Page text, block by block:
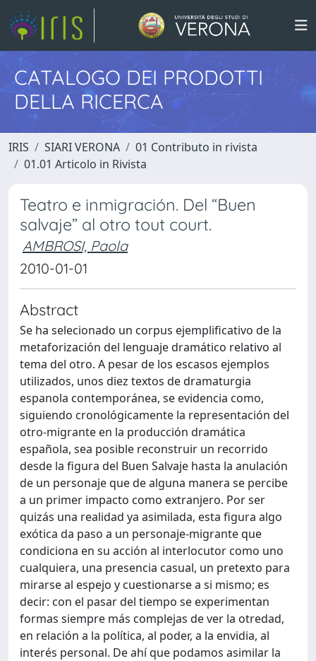
CATALOGO DEI PRODOTTI
DELLA RICERCA
IRIS SIARI VERONA
01 Contributo in rivista
01.01 Articolo in Rivista
Teatro e inmigración. Del “Buen
salvaje” al otro tout court.
AMBROSI, Paola
2010-01-01
Abstract
Se ha selecionado un corpus ejemplificativo de la
metaforización del lenguaje dramático relativo al
tema del otro. A pesar de los escasos ejemplos
utilizados, unos diez textos de dramaturgia
espanola contemporánea, se evidencia como,
siguiendo cronológicamente la representación del
otro-migrante en la producción dramática
española, sea posible reconstruir un recorrido
desde la figura del Buen Salvaje hasta la anulación
de un personaje que de alguna manera se percibe
a un primer impacto como extranjero. Por ser
quizás una realidad ya asimilada, esta figura algo
exótica da paso a un personaje-migrante que
condiciona en su acción al interlocutor como uno
cualquiera, una presencia casual, un pretexto para
mirarse al espejo y cuestionarse a si mismo; es
decir: con el pasar del tiempo se experimentan
formas siempre más complejas de ver la otredad,
en relación a la política, al poder, a la envidia, al
interés personal. De ahí que podamos asimilar la